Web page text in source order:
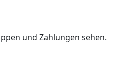
und Zahlungen sehen.